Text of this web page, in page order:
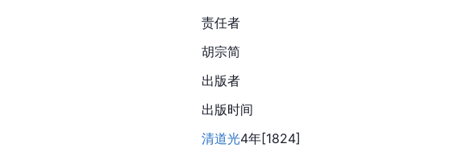
责任者
胡宗简
出版者
出版时间
清道光4年[1824]